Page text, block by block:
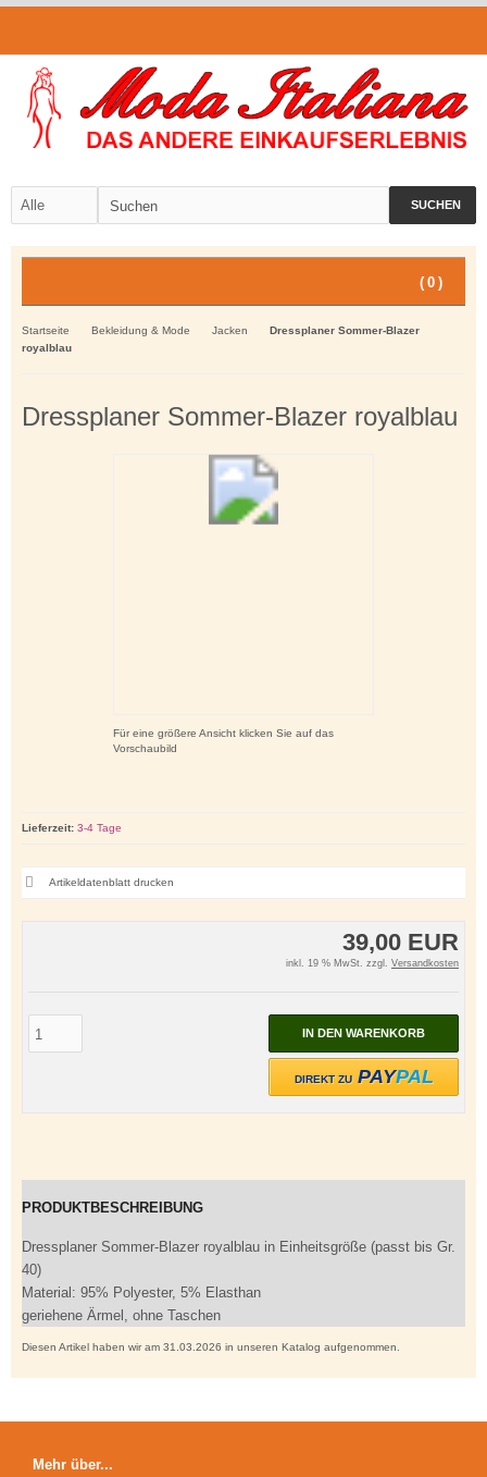
SUCHEN
( 0 )
Startseite Bekleidung & Mode Jacken
Dressplaner Sommer-Blazer
royalblau
Dressplaner Sommer-Blazer royalblau
Für eine größere Ansicht klicken Sie auf das
Vorschaubild
39,00 EUR
inkl. 19 % MwSt. zzgl. Versandkosten
IN DEN WARENKORB
DIREKT ZU PAYPAL
Lieferzeit: 3-4 Tage
Artikeldatenblatt drucken
PRODUKTBESCHREIBUNG
Dressplaner Sommer-Blazer royalblau in Einheitsgröße (passt bis Gr.
40)
Material: 95% Polyester, 5% Elasthan
geriehene Ärmel, ohne Taschen
Diesen Artikel haben wir am 31.03.2026 in unseren Katalog aufgenommen.
Mehr über...